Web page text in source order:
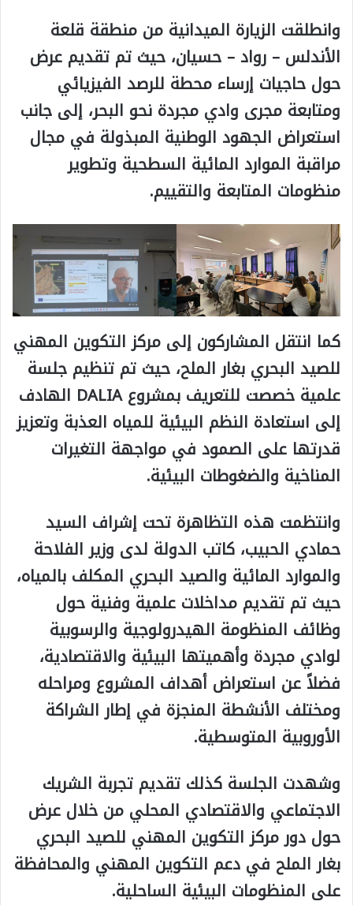
وانطلقت الزيارة الميدانية من منطقة قلعة
الأندلس – رواد – حسيان، حيث تم تقديم عرض
حول حاجيات إرساء محطة للرصد الفيزيائي
ومتابعة مجرى وادي مجردة نحو البحر، إلى جانب
استعراض الجهود الوطنية المبذولة في مجال
مراقبة الموارد المائية السطحية وتطوير
منظومات المتابعة والتقييم.
كما انتقل المشاركون إلى مركز التكوين المهني
للصيد البحري بغار الملح، حيث تم تنظيم جلسة
علمية خصصت للتعريف بمشروع DALIA الهادف
إلى استعادة النظم البيئية للمياه العذبة وتعزيز
قدرتها على الصمود في مواجهة التغيرات
المناخية والضغوطات البيئية.
وانتظمت هذه التظاهرة تحت إشراف السيد
حمادي الحبيب، كاتب الدولة لدى وزير الفلاحة
والموارد المائية والصيد البحري المكلف بالمياه،
حيث تم تقديم مداخلات علمية وفنية حول
وظائف المنظومة الهيدرولوجية والرسوبية
لوادي مجردة وأهميتها البيئية والاقتصادية،
فضلاً عن استعراض أهداف المشروع ومراحله
ومختلف الأنشطة المنجزة في إطار الشراكة
الأوروبية المتوسطية.
وشهدت الجلسة كذلك تقديم تجربة الشريك
الاجتماعي والاقتصادي المحلي من خلال عرض
حول دور مركز التكوين المهني للصيد البحري
بغار الملح في دعم التكوين المهني والمحافظة
على المنظومات البيئية الساحلية.